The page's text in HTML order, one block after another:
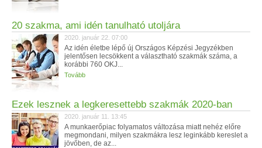
20 szakma, ami idén tanulható utoljára
2020. január 22. 07:00
Az idén életbe lépő új Országos Képzési Jegyzékben
jelentősen lecsökkent a választható szakmák száma, a
korábbi 760 OKJ...
Tovább
Ezek lesznek a legkeresettebb szakmák 2020-ban
2020. január 11. 13:45
A munkaerőpiac folyamatos változása miatt nehéz előre
megmondani, milyen szakmákra lesz leginkább kereslet a
jövőben, de az...